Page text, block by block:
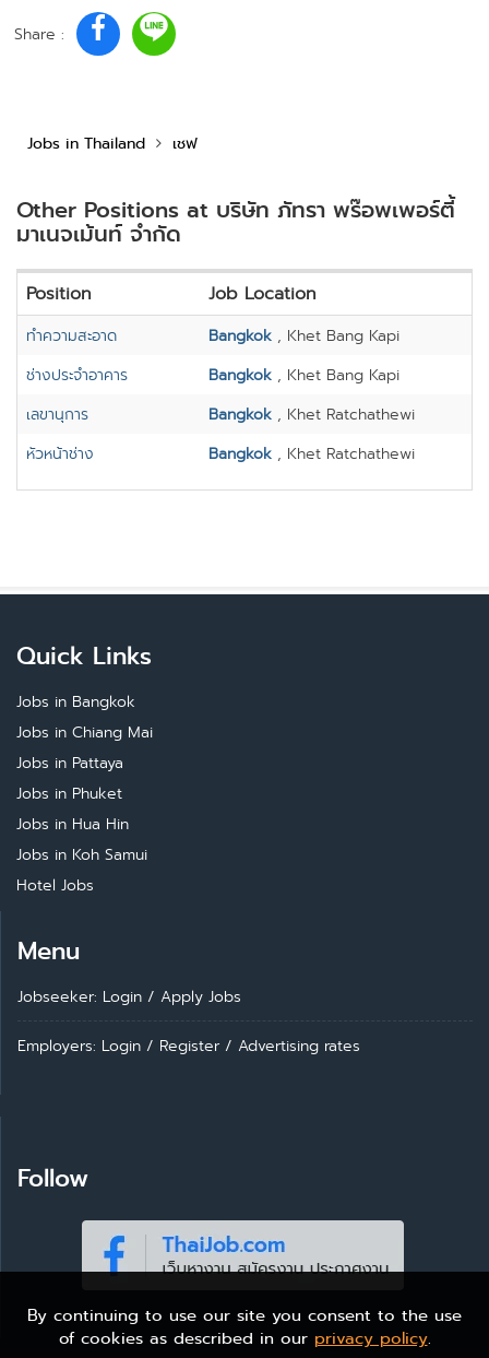
Share :
Jobs in Thailand เชฟ
Other Positions at บริษัท ภัทรา พร๊อพเพอร์ตี้
มาเนจเม้นท์ จำกัด
Position Job Location
ทำความสะอาด Bangkok , Khet Bang Kapi
ช่างประจำอาคาร
Bangkok , Khet Bang Kapi
เลขานุการ
Bangkok , Khet Ratchathewi
หัวหน้าช่าง
Bangkok , Khet Ratchathewi
Quick Links
Jobs in Bangkok
Jobs in Chiang Mai
Jobs in Pattaya
Jobs in Phuket
Jobs in Hua Hin
Jobs in Koh Samui
Hotel Jobs
Menu
Jobseeker: Login / Apply Jobs
Employers: Login / Register / Advertising rates
Follow
By continuing to use our site you consent to the use
of cookies as described in our privacy policy.